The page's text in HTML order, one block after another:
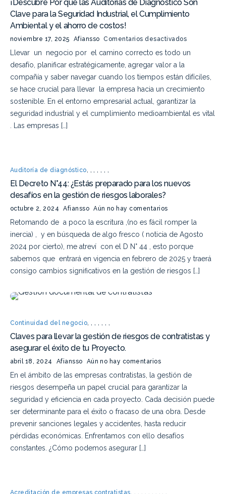
¡Descubre Por qué las Auditorías de Diagnóstico Son
Clave para la Seguridad Industrial, el Cumplimiento
Ambiental y el ahorro de costos!
noviembre 17, 2025 Afiansso Comentarios desactivados
Llevar un negocio por el camino correcto es todo un
desafío, planificar estratégicamente, agregar valor a la
compañía y saber navegar cuando los tiempos están difíciles,
se hace crucial para llevar la empresa hacia un crecimiento
sostenible. En el entorno empresarial actual, garantizar la
seguridad industrial y el cumplimiento medioambiental es vital
. Las empresas […]
Auditoría de diagnóstico
El Decreto N°44: ¿Estás preparado para los nuevos
desafíos en la gestión de riesgos laborales?
octubre 2, 2024 Afiansso Aún no hay comentarios
Retomando de a poco la escritura ,(no es fácil romper la
inercia) , y en búsqueda de algo fresco ( noticia de Agosto
2024 por cierto), me atreví con el D N° 44 , esto porque
sabemos que entrará en vigencia en febrero de 2025 y traerá
consigo cambios significativos en la gestión de riesgos […]
Continuidad del negocio
Claves para llevar la gestión de riesgos de contratistas y
asegurar el éxito de tu Proyecto.
abril 18, 2024 Afiansso Aún no hay comentarios
En el ámbito de las empresas contratistas, la gestión de
riesgos desempeña un papel crucial para garantizar la
seguridad y eficiencia en cada proyecto. Cada decisión puede
ser determinante para el éxito o fracaso de una obra. Desde
prevenir sanciones legales y accidentes, hasta reducir
pérdidas económicas. Enfrentamos con ello desafíos
constantes. ¿Cómo podemos asegurar […]
Acreditación de empresas contratistas